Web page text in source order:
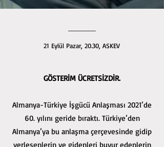
21 Eylül Pazar, 20.30, ASKEV
GÖSTERİM ÜCRETSİZDİR.
Almanya-Türkiye İşgücü Anlaşması 2021’de
60. yılını geride bıraktı. Türkiye’den
Almanya’ya bu anlaşma çerçevesinde gidip
yerleşenlerin ve gidenleri buyur edenlerin